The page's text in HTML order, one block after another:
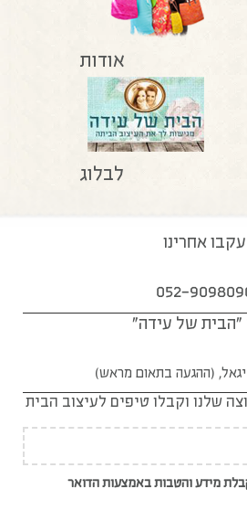
אודות
לבלוג
עקבו אחרינו
052-
"הבית של עידה"
שלנו וקבלו טיפים לעיצוב הבית
מידע והטבות באמצעות הדואר